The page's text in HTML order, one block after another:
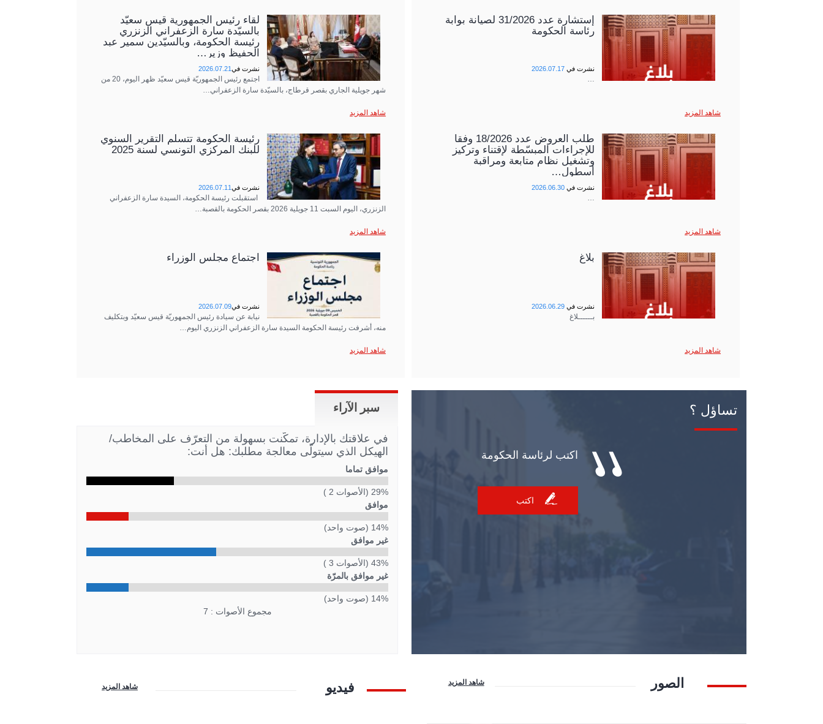
لقاء رئيس الجمهورية قيس سعيّد
بالسيّدة سارة الزعفراني الزنزري
رئيسة الحكومة، وبالسيّدين سمير عبد
الحفيظ وزير…
نشرت في2026.07.21
اجتمع رئيس الجمهوريّة قيس سعيّد ظهر اليوم، 20 من
شهر جويلية الجاري بقصر قرطاج، بالسيّدة سارة الزعفراني…
شاهد المزيد
رئيسة الحكومة تتسلّم التقرير السنوي
للبنك المركزي التونسي لسنة 2025
نشرت في2026.07.11
استقبلت رئيسة الحكومة، السيدة سارة الزعفراني
الزنزري، اليوم السبت 11 جويلية 2026 بقصر الحكومة بالقصبة…
شاهد المزيد
اجتماع مجلس الوزراء
نشرت في2026.07.09
نيابة عن سيادة رئيس الجمهوريّة قيس سعيّد وبتكليف
منه، أشرفت رئيسة الحكومة السيدة سارة الزعفراني الزنزري اليوم…
شاهد المزيد
إستشارة عدد 31/2026 لصيانة بوابة
رئاسة الحكومة
نشرت في 2026.07.17
…
شاهد المزيد
طلب العروض عدد 18/2026 وفقا
للإجراءات المبسّطة لإقتناء وتركيز
وتشغيل نظام متابعة ومراقبة
أسطول…
نشرت في 2026.06.30
…
شاهد المزيد
بلاغ
نشرت في 2026.06.29
بــــــلاغ
شاهد المزيد
سبر الآراء
في علاقتك بالإدارة، تمكّنت بسهولة من التعرّف على المخاطب/
الهيكل الذي سيتولّى معالجة مطلبك: هل أنت:
موافق تماما
29% (الأصوات 2 )
موافق
14% (صوت واحد)
غير موافق
43% (الأصوات 3 )
غير موافق بالمرّة
14% (صوت واحد)
مجموع الأصوات : 7
تساؤل ؟
اكتب لرئاسة الحكومة
اكتب
فيديو شاهد المزيد الصور شاهد المزيد